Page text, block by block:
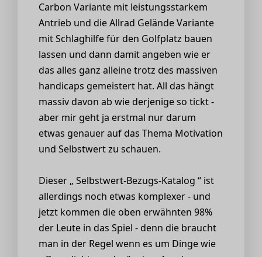
Carbon Variante mit leistungsstarkem
Antrieb und die Allrad Gelände Variante
mit Schlaghilfe für den Golfplatz bauen
lassen und dann damit angeben wie er
das alles ganz alleine trotz des massiven
handicaps gemeistert hat. All das hängt
massiv davon ab wie derjenige so tickt -
aber mir geht ja erstmal nur darum
etwas genauer auf das Thema Motivation
und Selbstwert zu schauen.
Dieser „ Selbstwert-Bezugs-Katalog “ ist
allerdings noch etwas komplexer - und
jetzt kommen die oben erwähnten 98%
der Leute in das Spiel - denn die braucht
man in der Regel wenn es um Dinge wie